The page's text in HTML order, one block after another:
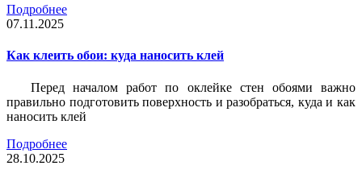
Подробнее
07.11.2025
Как клеить обои: куда наносить клей
Перед началом работ по оклейке стен обоями важно
правильно подготовить поверхность и разобраться, куда и как
наносить клей
Подробнее
28.10.2025